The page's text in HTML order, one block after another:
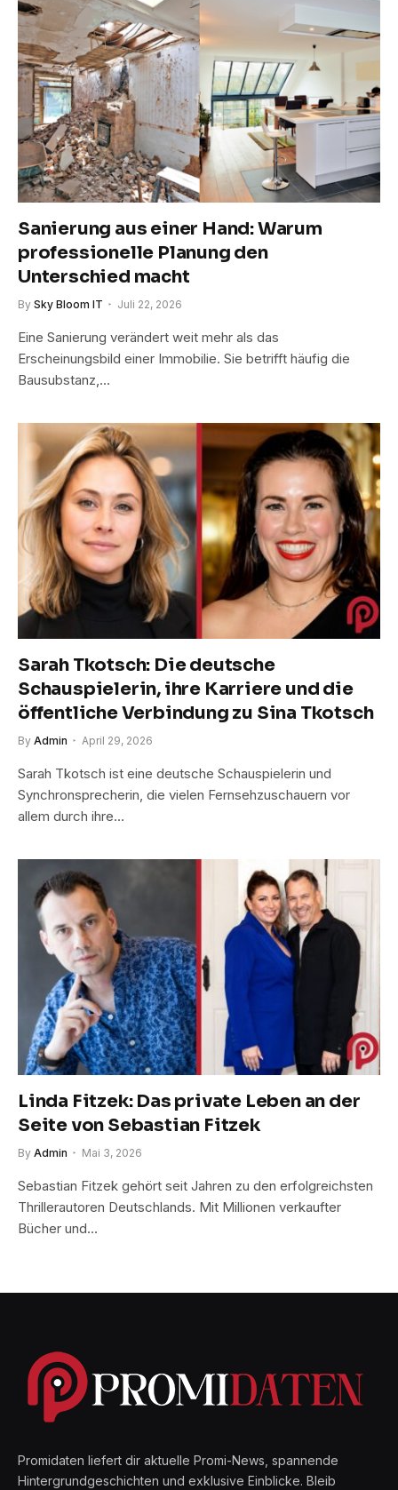
Sanierung aus einer Hand: Warum
professionelle Planung den
Unterschied macht
By Sky Bloom IT Juli 22, 2026
Eine Sanierung verändert weit mehr als das
Erscheinungsbild einer Immobilie. Sie betrifft häufig die
Bausubstanz,…
Sarah Tkotsch: Die deutsche
Schauspielerin, ihre Karriere und die
öffentliche Verbindung zu Sina Tkotsch
By Admin April 29, 2026
Sarah Tkotsch ist eine deutsche Schauspielerin und
Synchronsprecherin, die vielen Fernsehzuschauern vor
allem durch ihre…
Linda Fitzek: Das private Leben an der
Seite von Sebastian Fitzek
By Admin Mai 3, 2026
Sebastian Fitzek gehört seit Jahren zu den erfolgreichsten
Thrillerautoren Deutschlands. Mit Millionen verkaufter
Bücher und…
Promidaten liefert dir aktuelle Promi-News, spannende
Hintergrundgeschichten und exklusive Einblicke. Bleib